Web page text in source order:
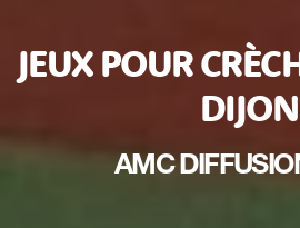
JEUX POUR
DIJON
AMC